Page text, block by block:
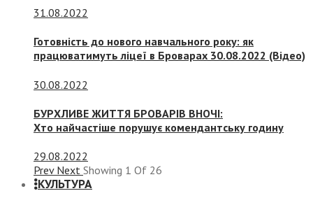
31.08.2022
Готовність до нового навчального року: як
працюватимуть ліцеї в Броварах 30.08.2022 (Відео)
30.08.2022
БУРХЛИВЕ ЖИТТЯ БРОВАРІВ ВНОЧІ:
Хто найчастіше порушує комендантську годину
29.08.2022
Prev Next Showing 1 Of 26
КУЛЬТУРА